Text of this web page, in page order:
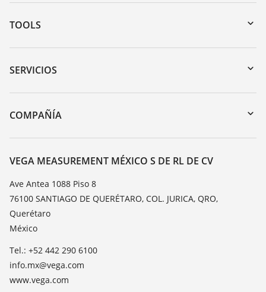
TOOLS
Zona de descarga
Búsqueda por número de serie
DTM Collection/PACTware
SERVICIOS
Devolución de instrumentos
Cursos de formacion
TeamViewer
COMPAÑÍA
Acerca de VEGA
Contacto
Notícias
Prensa
Blog
VEGA MEASUREMENT MÉXICO S DE RL DE CV
Ave Antea 1088 Piso 8
76100 SANTIAGO DE QUERÉTARO, COL. JURICA, QRO,
Querétaro
México
Tel.: +52 442 290 6100
info.mx@vega.com
www.vega.com